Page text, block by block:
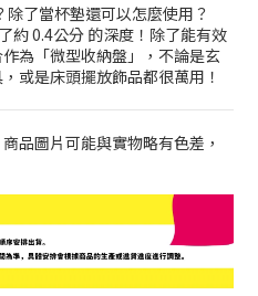
了當杯墊還可以怎麼使用？
約 0.4公分 的深度！除了能有效
為「微型收納盤」，不論是玄
或是床頭擺放飾品都很萬用！
品圖片可能與實物略有色差，